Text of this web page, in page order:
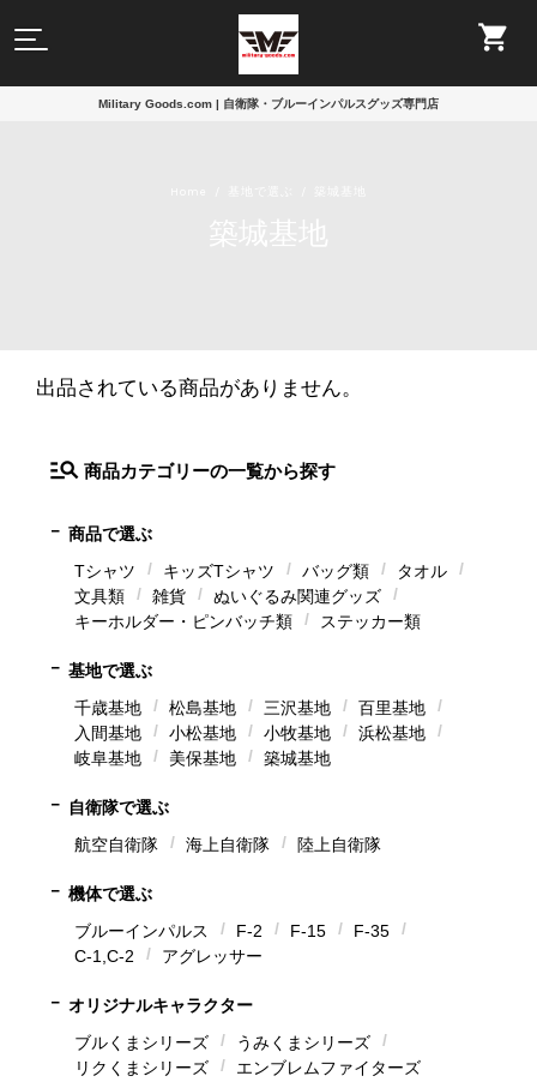
Military Goods.com | 自衛隊・ブルーインパルスグッズ専門店
出品されている商品がありません。
商品カテゴリーの一覧から探す
商品で選ぶ
Tシャツ
キッズTシャツ バッグ類
タオル
文具類
雑貨
ぬいぐるみ関連グッズ
キーホルダー・ピンバッチ類
ステッカー類
基地で選ぶ
千歳基地
松島基地 三沢基地
百里基地
入間基地
小松基地 小牧基地
浜松基地
岐阜基地
美保基地 築城基地
自衛隊で選ぶ
航空自衛隊
海上自衛隊 陸上自衛隊
機体で選ぶ
ブルーインパルス
F-2 F-15
F-35
C-1,C-2
アグレッサー
オリジナルキャラクター
ブルくまシリーズ
うみくまシリーズ
リクくまシリーズ
エンブレムファイターズ